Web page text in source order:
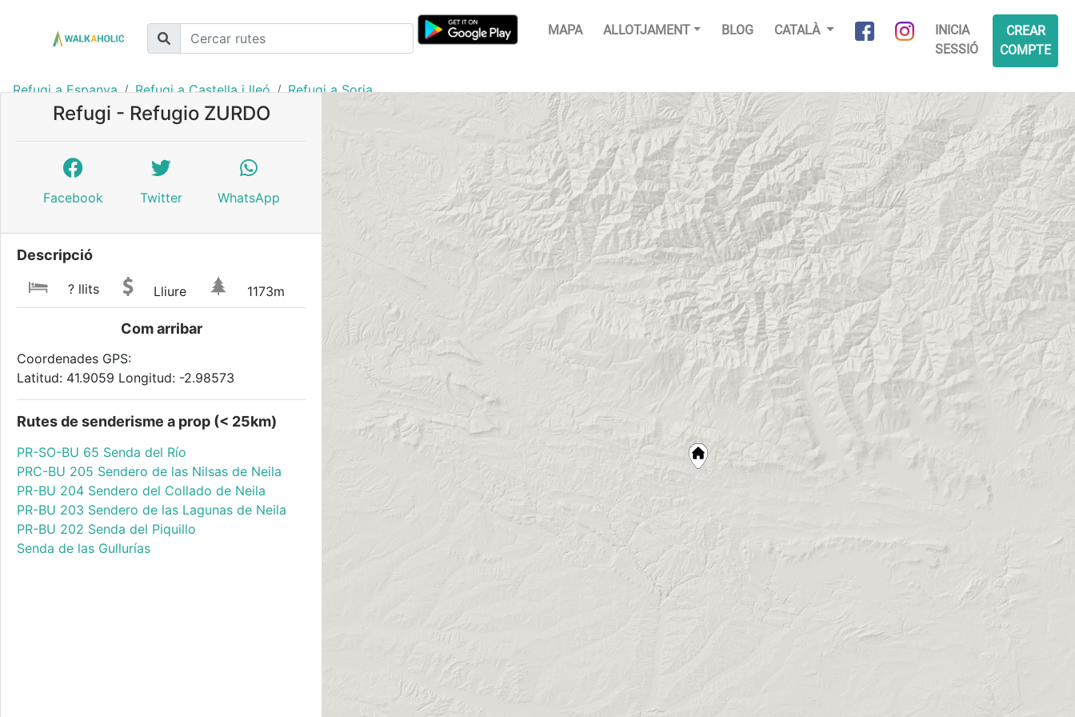
MAPA ALLOTJAMENT BLOG CATALÀ
INICIA
SESSIÓ
CREAR
COMPTE
Refugi a Espanya Refugi a Castella i lleó Refugi a Soria
Refugi - Refugio ZURDO
Facebook Twitter WhatsApp
Descripció
? llits Lliure 1173m
Com arribar
Coordenades GPS:
Latitud: 41.9059 Longitud: -2.98573
Rutes de senderisme a prop (< 25km)
PR-SO-BU 65 Senda del Río
PRC-BU 205 Sendero de las Nilsas de Neila
PR-BU 204 Sendero del Collado de Neila
PR-BU 203 Sendero de las Lagunas de Neila
PR-BU 202 Senda del Piquillo
Senda de las Gullurías